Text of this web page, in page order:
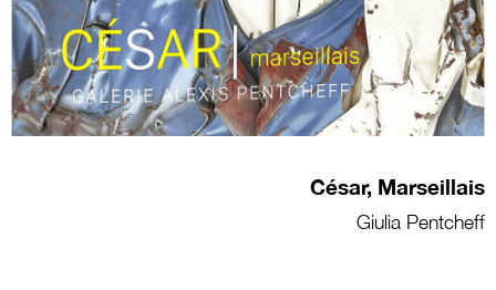
César, Marseillais
Giulia Pentcheff